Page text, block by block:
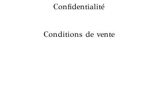
Confidentialité
Conditions de vente